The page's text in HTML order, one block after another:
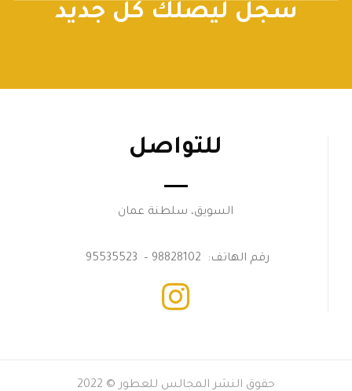
سجل ليصلك كل جديد
للتواصل
السويق، سلطنة عمان
رقم الهاتف: 98828102 – 95535523
حقوق النشر المجالس للعطور © 2022